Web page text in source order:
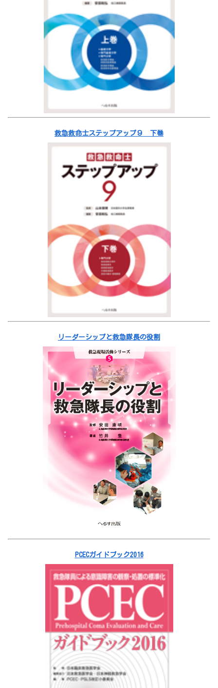
救急救命士ステップアップ９ 下巻
リーダーシップと救急隊長の役割
PCECガイドブック2016